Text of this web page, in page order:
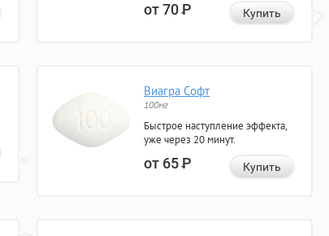
от 70Р Купить
Виагра Софт
100мг
Быстрое наступление эффекта,
уже через 20 минут.
от 65Р Купить